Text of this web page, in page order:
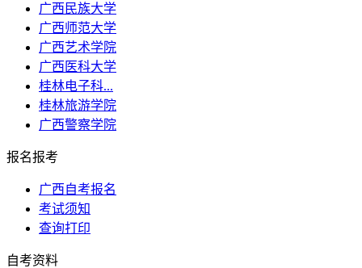
广西民族大学
广西师范大学
广西艺术学院
广西医科大学
桂林电子科...
桂林旅游学院
广西警察学院
报名报考
广西自考报名
考试须知
查询打印
自考资料